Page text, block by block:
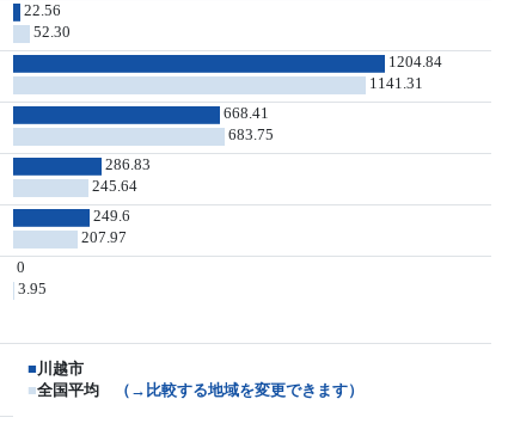
22.56
52.30
1204.84
1141.31
668.41
683.75
286.83
245.64
249.6
207.97
0
3.95
■川越市
■全国平均 （→比較する地域を変更できます）